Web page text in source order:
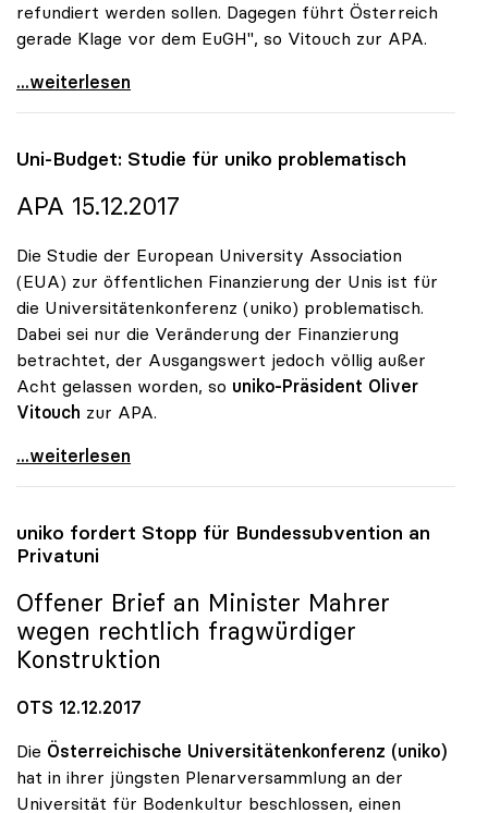
refundiert werden sollen. Dagegen führt Österreich
gerade Klage vor dem EuGH", so Vitouch zur APA.
Koalition: Studiengebühren-Diskussion für uniko
...weiterlesen
Uni-Budget: Studie für uniko problematisch
APA 15.12.2017
Die Studie der European University Association
(EUA) zur öffentlichen Finanzierung der Unis ist für
die Universitätenkonferenz (uniko) problematisch.
Dabei sei nur die Veränderung der Finanzierung
betrachtet, der Ausgangswert jedoch völlig außer
Acht gelassen worden, so uniko-Präsident Oliver
Vitouch zur APA.
Uni-Budget: Studie für uniko problematisch
...weiterlesen
uniko fordert Stopp für Bundessubvention an
Privatuni
Offener Brief an Minister Mahrer
wegen rechtlich fragwürdiger
Konstruktion
OTS 12.12.2017
Die Österreichische Universitätenkonferenz (uniko)
hat in ihrer jüngsten Plenarversammlung an der
Universität für Bodenkultur beschlossen, einen